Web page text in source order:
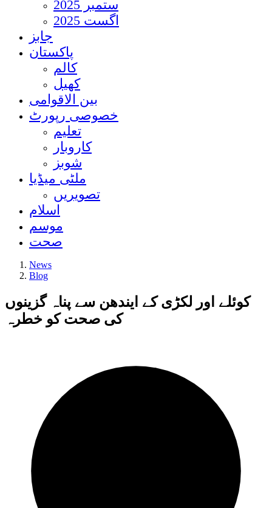
ستمبر 2025
اگست 2025
جابز
پاکستان
کالم
کھیل
بین الاقوامی
خصوصی رپورٹ
تعلیم
کاروبار
شوبز
ملٹی میڈیا
تصویریں
اسلام
موسم
صحت
News
Blog
کوئلے اور لکڑی کے ایندھن سے پناہ گزینوں
کی صحت کو خطرہ